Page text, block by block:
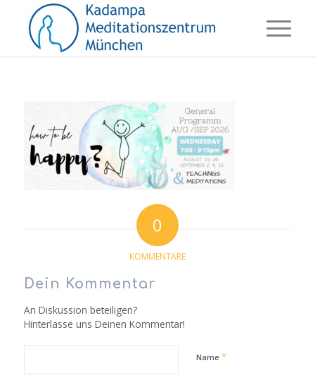
0
KOMMENTARE
Dein Kommentar
An Diskussion beteiligen?
Hinterlasse uns Deinen Kommentar!
Name *